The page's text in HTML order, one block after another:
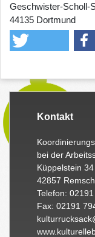
Geschwister-Scholl-
44135 Dortmund
Kontakt
bei der
Küppelstein 34
42857
Telefon:
Fax: 02191